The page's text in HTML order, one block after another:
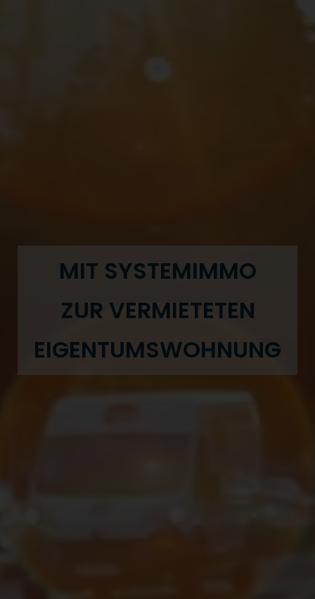
MIT SYSTEMIMMO
ZUR VERMIETETEN
EIGENTUMS­WOHNUNG